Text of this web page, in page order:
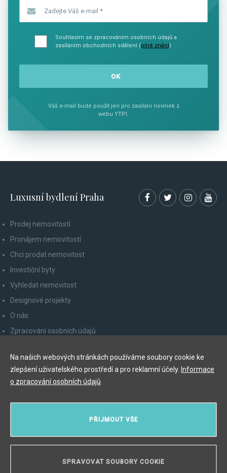
Souhlasím se zpracováním osobních údajů a
zasíláním obchodních sdělení (plné znění)
Váš e-mail bude použit jen pro zasílání novinek z
webu YTPI.
Luxusní bydlení Praha
Prodej nemovitostí
Pronájem nemovitostí
Chci prodat nemovitost
Investiční byty
Vyhledat nemovitost
Designové projekty
O nás
Zpracování osobních údajů
Odhlášení z newsletteru
Myslíková 245/3, 110 00 Praha 1
PŘIJMOUT VŠE
SPRAVOVAT SOUBORY COOKIE
Na našich webových stránkách používáme soubory cookie ke
zlepšení uživatelského prostředí a pro reklamní účely. Informace
o zpracování osobních údajů